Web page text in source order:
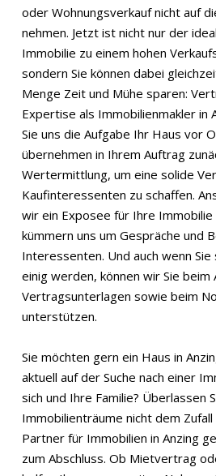
oder Wohnungsverkauf nicht auf
nehmen. Jetzt ist nicht nur der
Immobilie zu einem hohen
sondern Sie können dabei
Menge Zeit und Mühe sparen:
Expertise als Immobilienmakler in
Sie uns die Aufgabe Ihr Haus vor
übernehmen in Ihrem Auftrag
Wertermittlung, um eine solide
Kaufinteressenten zu schaffen.
wir ein Exposee für Ihre Immobilie
kümmern uns um Gespräche und
Interessenten. Und auch wenn
einig werden, können wir Sie
Vertragsunterlagen sowie beim
unterstützen.
Sie möchten gern ein Haus in
aktuell auf der Suche nach einer
sich und Ihre Familie? Überlassen
Immobilienträume nicht dem
Partner für Immobilien in Anzing
zum Abschluss. Ob Mietvertrag